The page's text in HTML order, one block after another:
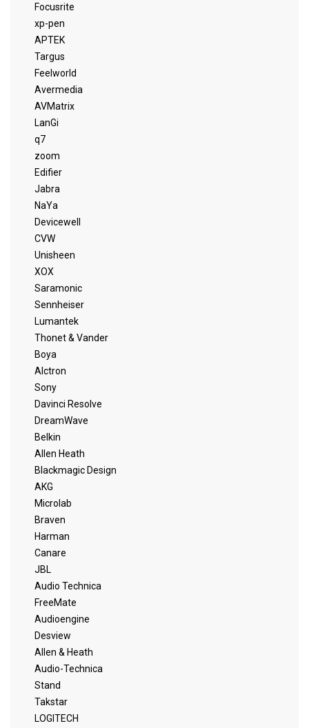
Focusrite
xp-pen
APTEK
Targus
Feelworld
Avermedia
AVMatrix
LanGi
q7
zoom
Edifier
Jabra
NaYa
Devicewell
CVW
Unisheen
XOX
Saramonic
Sennheiser
Lumantek
Thonet & Vander
Boya
Alctron
Sony
Davinci Resolve
DreamWave
Belkin
Allen Heath
Blackmagic Design
AKG
Microlab
Braven
Harman
Canare
JBL
Audio Technica
FreeMate
Audioengine
Desview
Allen & Heath
Audio-Technica
Stand
Takstar
LOGITECH